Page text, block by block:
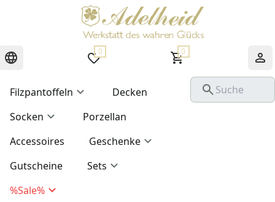
0 0
Filzpantoffeln
Decken
Socken
Porzellan
Accessoires
Geschenke
Gutscheine
Sets
%Sale%